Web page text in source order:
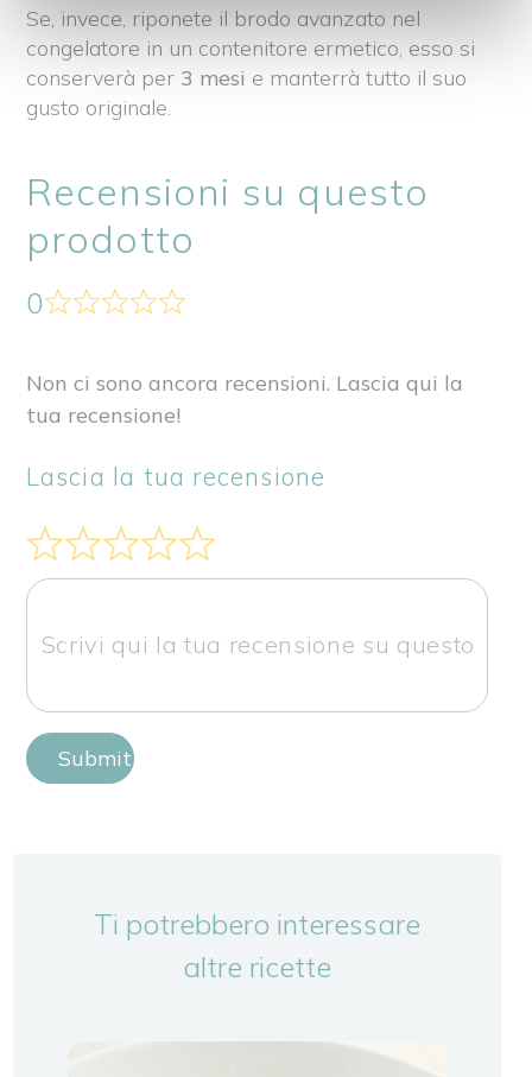
Se, invece, riponete il brodo avanzato nel
congelatore in un contenitore ermetico, esso si
conserverà per 3 mesi e manterrà tutto il suo
gusto originale.
Recensioni su questo
prodotto
0
Non ci sono ancora recensioni. Lascia qui la
tua recensione!
Lascia la tua recensione
Submit Review
Ti potrebbero interessare
altre ricette